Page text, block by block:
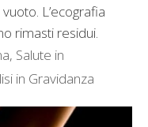
L’ecografia
rimasti residui.
, Salute in
in Gravidanza